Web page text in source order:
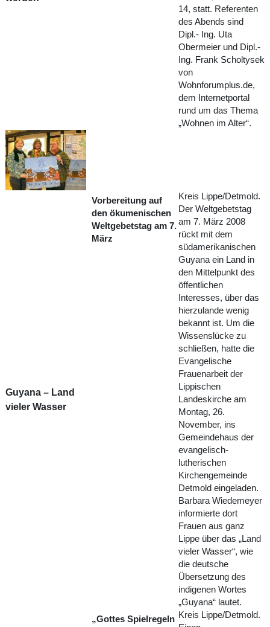
14, statt. Referenten
des Abends sind
Dipl.- Ing. Uta
Obermeier und Dipl.-
Ing. Frank Scholtysek
von
Wohnforumplus.de,
dem Internetportal
rund um das Thema
„Wohnen im Alter“.
Guyana – Land
vieler Wasser
Vorbereitung auf
den ökumenischen
Weltgebetstag am 7.
März
Kreis Lippe/Detmold.
Der Weltgebetstag
am 7. März 2008
rückt mit dem
südamerikanischen
Guyana ein Land in
den Mittelpunkt des
öffentlichen
Interesses, über das
hierzulande wenig
bekannt ist. Um die
Wissenslücke zu
schließen, hatte die
Evangelische
Frauenarbeit der
Lippischen
Landeskirche am
Montag, 26.
November, ins
Gemeindehaus der
evangelisch-
lutherischen
Kirchengemeinde
Detmold eingeladen.
Barbara Wiedemeyer
informierte dort
Frauen aus ganz
Lippe über das „Land
vieler Wasser“, wie
die deutsche
Übersetzung des
indigenen Wortes
„Guyana“ lautet.
„Gottes Spielregeln Kreis Lippe/Detmold.